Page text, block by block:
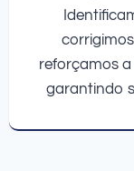
reforçamos
garantindo